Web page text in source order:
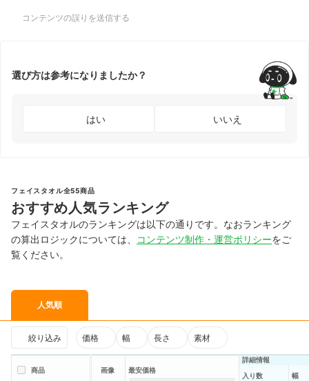
コンテンツの誤りを送信する
選び方は参考になりましたか？
はい いいえ
フェイスタオル全55商品
おすすめ人気ランキング
フェイスタオルのランキングは以下の通りです。なおランキング
の算出ロジックについては、
コンテンツ制作・運営ポリシーをご
覧ください。
人気順
絞り込み 価格 幅 長さ 素材
商品 画像 最安価格
詳細情報
入り数
幅